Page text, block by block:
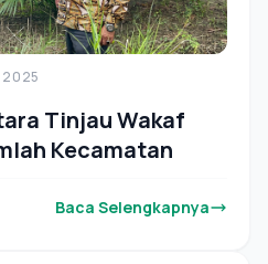
2025
Tinjau Wakaf
Kecamatan
Baca Selengkapnya